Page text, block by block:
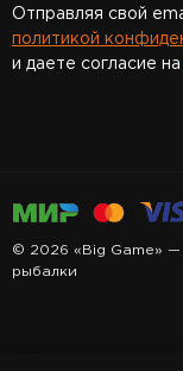
Отправляя свой
политикой
и даете согласие на
© 2026 «Big Game» —
рыбалки